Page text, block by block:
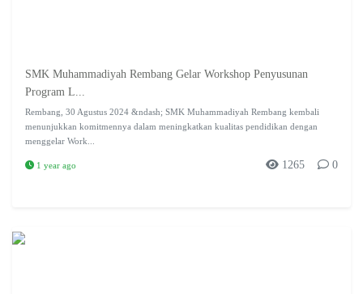
SMK Muhammadiyah Rembang Gelar Workshop Penyusunan
Program L...
Rembang, 30 Agustus 2024 &ndash; SMK Muhammadiyah Rembang kembali
menunjukkan komitmennya dalam meningkatkan kualitas pendidikan dengan
menggelar Work...
1 year ago 0
1265